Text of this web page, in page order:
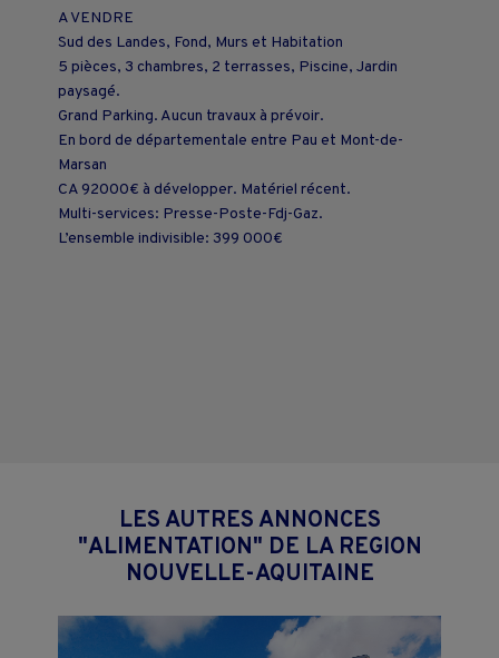
A VENDRE
Sud des Landes, Fond, Murs et Habitation
5 pièces, 3 chambres, 2 terrasses, Piscine, Jardin
paysagé.
Grand Parking. Aucun travaux à prévoir.
En bord de départementale entre Pau et Mont-de-
Marsan
CA 92000€ à développer. Matériel récent.
Multi-services: Presse-Poste-Fdj-Gaz.
L’ensemble indivisible: 399 000€
LES AUTRES ANNONCES
"ALIMENTATION" DE LA REGION
NOUVELLE-AQUITAINE